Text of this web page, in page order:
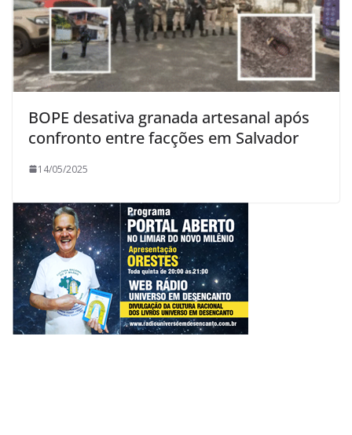
BOPE desativa granada artesanal após
confronto entre facções em Salvador
14/05/2025